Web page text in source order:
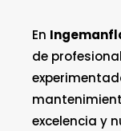
En
de
excelencia y